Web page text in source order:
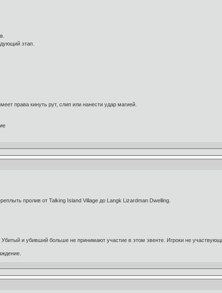
этап.
права кинуть рут, слип или нанести удар магией.
пролив от Talking Island Village до Langk Lizardman Dwelling.
и убивший больше не принимают участие в этом эвенте. Игроки не